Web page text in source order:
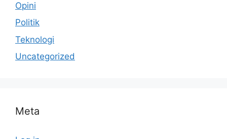
Opini
Politik
Teknologi
Uncategorized
Meta